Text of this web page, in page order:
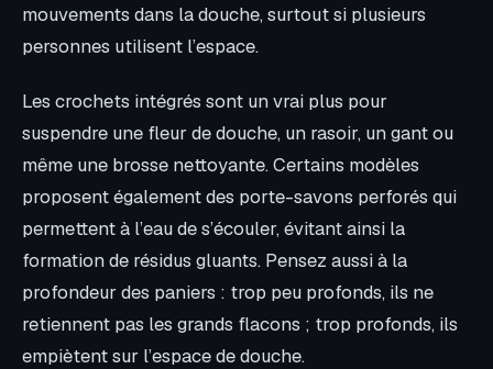
mouvements dans la douche, surtout si plusieurs
personnes utilisent l’espace.
Les crochets intégrés sont un vrai plus pour
suspendre une fleur de douche, un rasoir, un gant ou
même une brosse nettoyante. Certains modèles
proposent également des porte-savons perforés qui
permettent à l’eau de s’écouler, évitant ainsi la
formation de résidus gluants. Pensez aussi à la
profondeur des paniers : trop peu profonds, ils ne
retiennent pas les grands flacons ; trop profonds, ils
empiètent sur l’espace de douche.